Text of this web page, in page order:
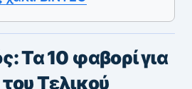
Τα 10 φαβορί για
του Τελικού